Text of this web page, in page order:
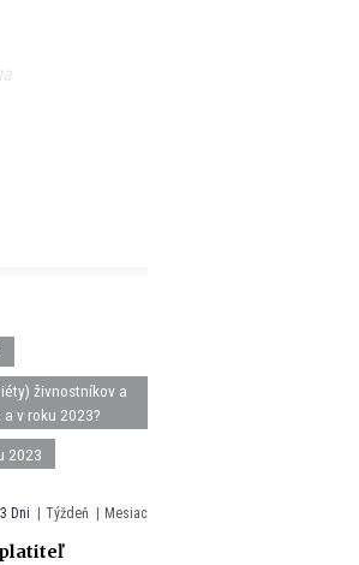
živnostníkov a
a v roku 2023?
2023
3 Dni Týždeň Mesiac
platiteľ